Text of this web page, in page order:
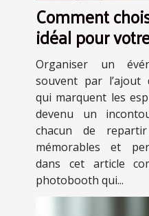
Comment
idéal pour
événement ?
Organiser un
souvent par l’ajout
qui marquent les
devenu un
chacun de
mémorables et
dans cet article
photobooth qui...